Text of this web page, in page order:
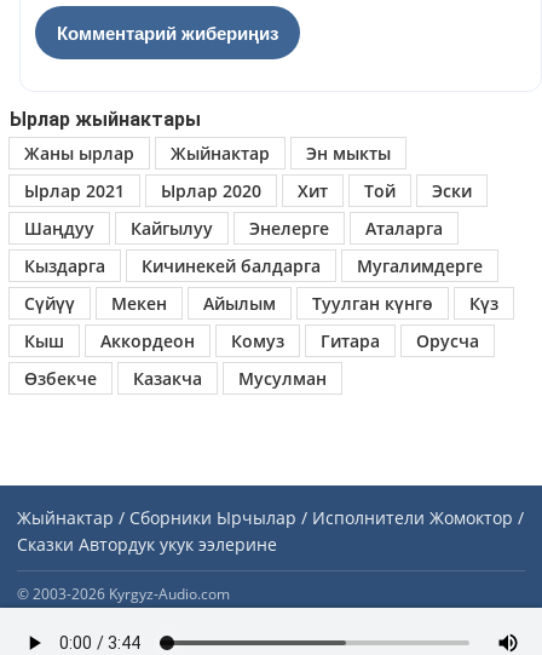
Ырлар жыйнактары
Жаны ырлар
Жыйнактар
Эн мыкты
Ырлар 2021
Ырлар 2020 Хит Той
Эски
Шаңдуу
Кайгылуу Энелерге
Аталарга
Кыздарга
Кичинекей балдарга
Мугалимдерге
Сүйүү
Мекен Айылым Туулган күнгө
Күз
Кыш
Аккордеон Комуз Гитара
Орусча
Өзбекче
Казакча Мусулман
Жыйнактар / Сборники Ырчылар / Исполнители Жомоктор /
Сказки Автордук укук ээлерине
© 2003-2026 Kyrgyz-Audio.com